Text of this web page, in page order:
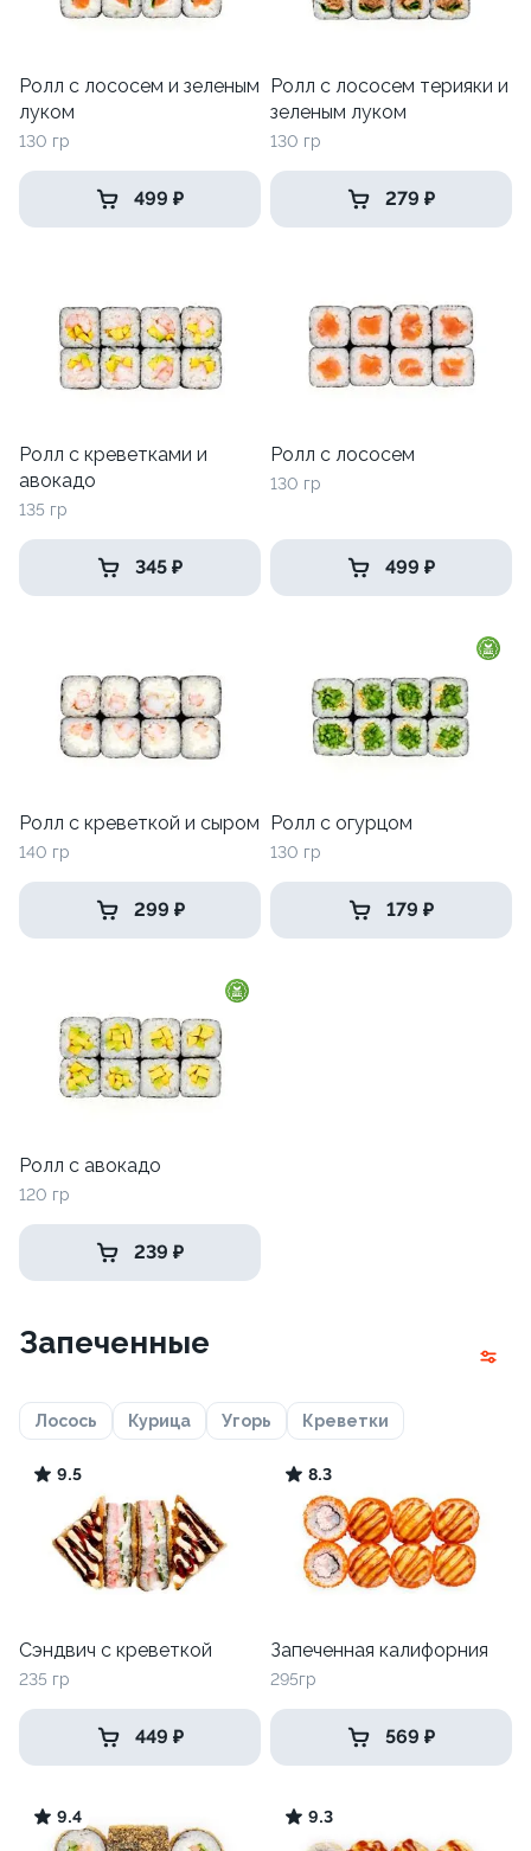
Ролл с лососем и зеленым
луком
130 гр
499 ₽
Ролл с лососем терияки и
зеленым луком
130 гр
279 ₽
Ролл с креветками и
авокадо
135 гр
345 ₽
Ролл с лососем
130 гр
499 ₽
Ролл с креветкой и сыром
140 гр
299 ₽
Ролл с огурцом
130 гр
179 ₽
Ролл с авокадо
120 гр
239 ₽
Запеченные
Лосось Курица Угорь Креветки
9.5
Сэндвич с креветкой
235 гр
449 ₽
8.3
Запеченная калифорния
295гр
569 ₽
9.4 9.3